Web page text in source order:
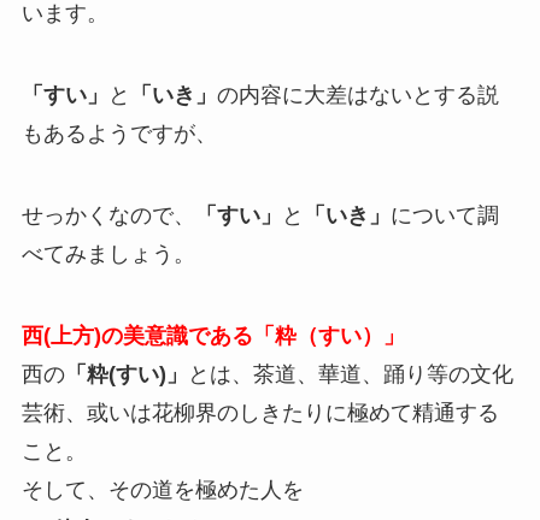
います。
「すい」 と 「いき」 の内容に大差はないとする説
もあるようですが、
せっかくなので、 「すい」 と 「いき」 について調
べてみましょう。
西(上方)の美意識である「粋（すい）」
西の「粋(すい)」
とは、茶道、華道、踊り等の文化
芸術、或いは花柳界のしきたりに極めて精通する
こと。
そして、その道を極めた人を